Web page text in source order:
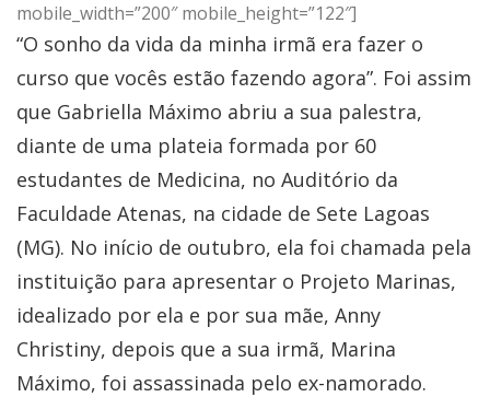
mobile_width=”200″ mobile_height=”122″]
“O sonho da vida da minha irmã era fazer o
curso que vocês estão fazendo agora”. Foi assim
que Gabriella Máximo abriu a sua palestra,
diante de uma plateia formada por 60
estudantes de Medicina, no Auditório da
Faculdade Atenas, na cidade de Sete Lagoas
(MG). No início de outubro, ela foi chamada pela
instituição para apresentar o Projeto Marinas,
idealizado por ela e por sua mãe, Anny
Christiny, depois que a sua irmã, Marina
Máximo, foi assassinada pelo ex-namorado.